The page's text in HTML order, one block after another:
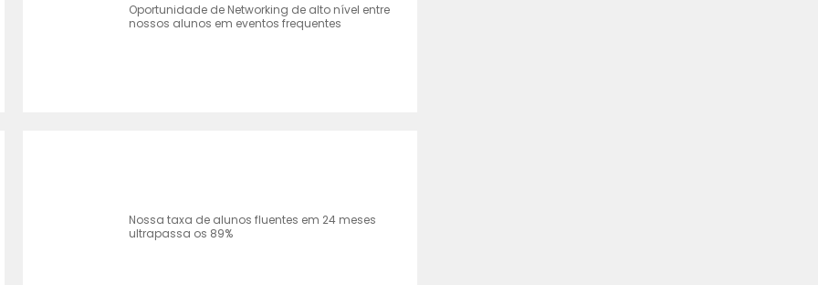
Oportunidade de Networking de alto nível entre
nossos alunos em eventos frequentes
Nossa taxa de alunos fluentes em 24 meses
ultrapassa os 89%